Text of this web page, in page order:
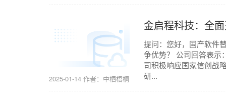
金启程科技：全
提问：您好，国产软件
争优势？ 公司回答表示
司积极响应国家信创战
研...
2025-01-14 作者：中栖梧桐